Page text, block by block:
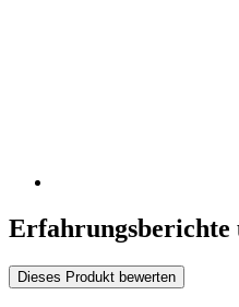
Erfahrungsberichte
Dieses Produkt bewerten